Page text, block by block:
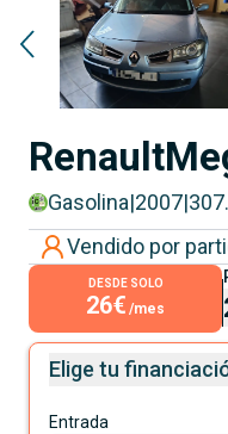
Renault
Gasolina|2007|
Vendido por
DESDE SOLO
26€ /mes
Elige tu
Entrada